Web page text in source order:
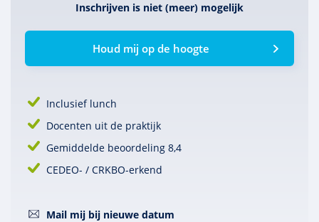
Inschrijven is niet (meer) mogelijk
Houd mij op de hoogte
Inclusief lunch
Docenten uit de praktijk
Gemiddelde beoordeling 8,4
CEDEO- / CRKBO-erkend
Mail mij bij nieuwe datum